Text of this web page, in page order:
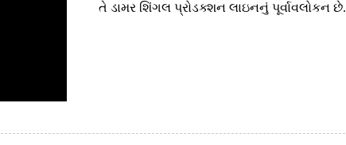
તે ડામર શિંગલ પ્રોડક્શન લાઇનનું પૂર્વાવલોકન છે.